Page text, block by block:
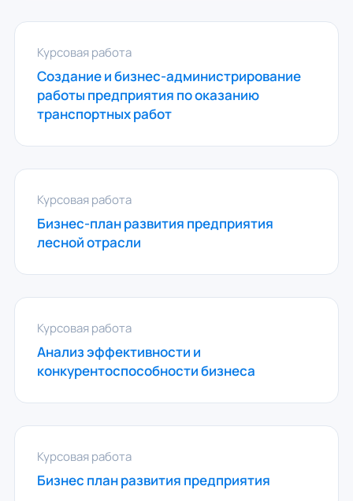
Курсовая работа
Создание и бизнес-администрирование
работы предприятия по оказанию
транспортных работ
Курсовая работа
Бизнес-план развития предприятия
лесной отрасли
Курсовая работа
Анализ эффективности и
конкурентоспособности бизнеса
Курсовая работа
Бизнес план развития предприятия